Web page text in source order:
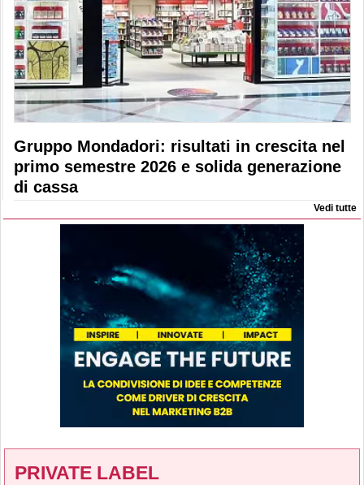
Gruppo Mondadori: risultati in crescita nel
primo semestre 2026 e solida generazione
di cassa
Vedi tutte
PRIVATE LABEL